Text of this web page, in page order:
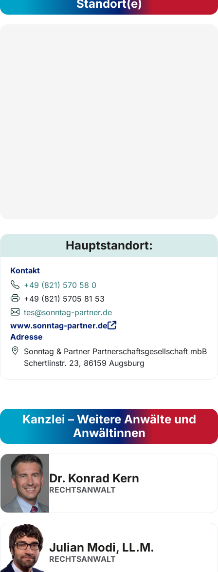
Standort(e)
Hauptstandort:
Kontakt
+49 (821) 570 58 0
+49 (821) 5705 81 53
tes@sonntag-partner.de
www.sonntag-partner.de
Adresse
Sonntag & Partner Partnerschaftsgesellschaft mbB
Schertlinstr. 23, 86159 Augsburg
Kanzlei – Weitere Anwälte und
Anwältinnen
Dr. Konrad Kern
RECHTSANWALT
Julian Modi, LL.M.
RECHTSANWALT